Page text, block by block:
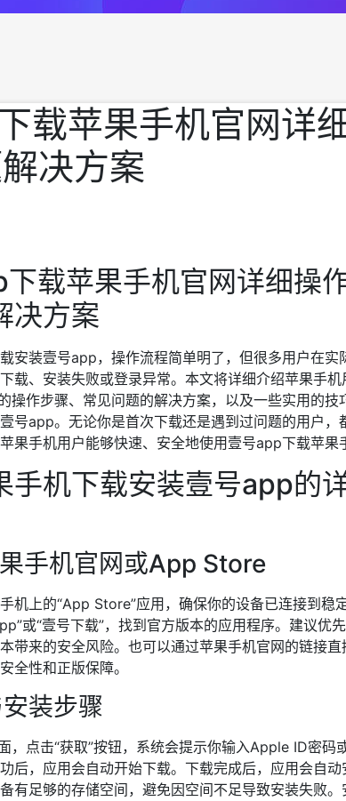
载苹果手机官网详
决方案
载苹果手机官网详细操
决方案
安装壹号app，操作流程简单明了，但很多用户在实
载、安装失败或登录异常。本文将详细介绍苹果手
操作步骤、常见问题的解决方案，以及一些实用的技
号app。无论你是首次下载还是遇到过问题的用户，
果手机用户能够快速、安全地使用壹号app下载苹果
手机下载安装壹号app的
手机官网或App Store
机上的“App Store”应用，确保你的设备已连接到稳
或“壹号下载”，找到官方版本的应用程序。建议优
带来的安全风险。也可以通过苹果手机官网的链接
全性和正版保障。
装步骤
，点击“获取”按钮，系统会提示你输入Apple ID密码
后，应用会自动开始下载。下载完成后，应用会自
有足够的存储空间，避免因空间不足导致安装失败